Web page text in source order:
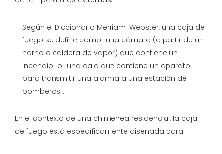
Según el Diccionario Merriam-Webster, una caja de
fuego se define como "una cámara (a partir de un
horno o caldera de vapor) que contiene un
incendio" o "una caja que contiene un aparato
para transmitir una alarma a una estación de
bomberos".
En el contexto de una chimenea residencial, la caja
de fuego está específicamente diseñada para: